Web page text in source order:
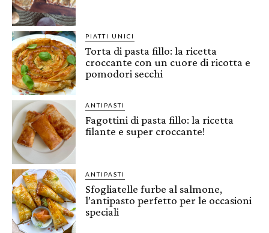
PIATTI UNICI
Torta di pasta fillo: la ricetta
croccante con un cuore di ricotta e
pomodori secchi
ANTIPASTI
Fagottini di pasta fillo: la ricetta
filante e super croccante!
ANTIPASTI
Sfogliatelle furbe al salmone,
l’antipasto perfetto per le occasioni
speciali